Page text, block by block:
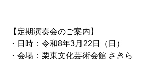
【定期演奏会のご案内】
・日時：令和8年3月22日（日）
・会場：栗東文化芸術会館 さきら